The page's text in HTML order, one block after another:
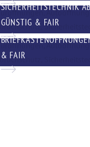
SICHERHEITSTECHNIK
GÜNSTIG & FAIR
& FAIR